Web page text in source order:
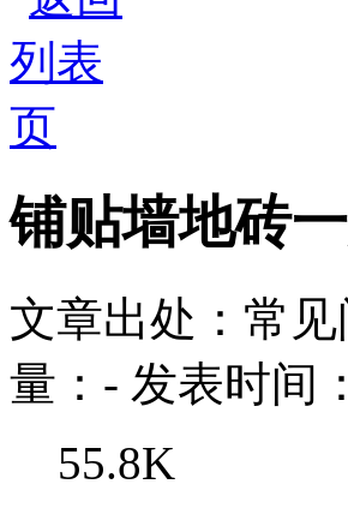
铺贴墙地砖
文章出处：常见
量： - 发表时间
55.8K